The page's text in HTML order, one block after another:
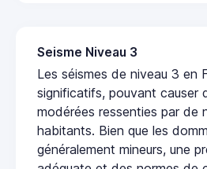
Seisme Niveau 3
Les séismes de niveau 3 en
significatifs, pouvant causer
modérées ressenties par de
habitants. Bien que les
généralement mineurs, une